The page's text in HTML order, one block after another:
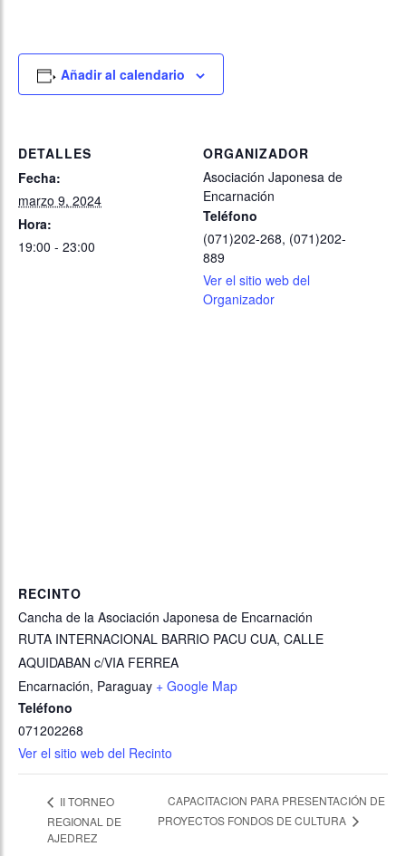
Añadir al calendario
DETALLES
Fecha:
marzo 9, 2024
Hora:
19:00 - 23:00
ORGANIZADOR
Asociación Japonesa de
Encarnación
Teléfono
(071)202-268, (071)202-
889
Ver el sitio web del
Organizador
RECINTO
Cancha de la Asociación Japonesa de Encarnación
RUTA INTERNACIONAL BARRIO PACU CUA, CALLE
AQUIDABAN c/VIA FERREA
Encarnación, Paraguay + Google Map
Teléfono
071202268
Ver el sitio web del Recinto
II TORNEO
REGIONAL DE
AJEDREZ
CAPACITACION PARA PRESENTACIÓN DE
PROYECTOS FONDOS DE CULTURA